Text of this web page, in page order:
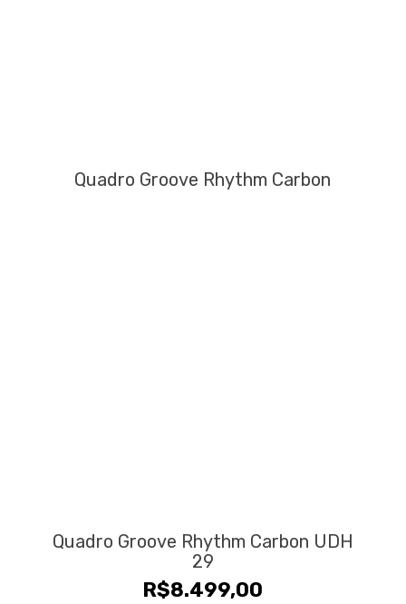
Quadro Groove Rhythm Carbon
Quadro Groove Rhythm Carbon UDH
29
R$8.499,00